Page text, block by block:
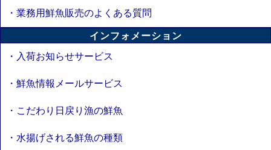
・業務用鮮魚販売のよくある質問
インフォメーション
・入荷お知らせサービス
・鮮魚情報メールサービス
・こだわり日戻り漁の鮮魚
・水揚げされる鮮魚の種類